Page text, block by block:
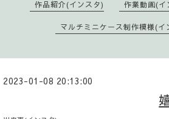
作品紹介(インスタ) 作業動画(イ
マルチミニケース制作模様(イ
2023-01-08 20:13:00